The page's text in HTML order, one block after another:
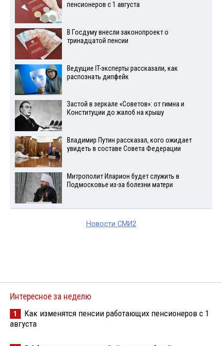
пенсионеров с 1 августа
В Госдуму внесли законопроект о
тринадцатой пенсии
Ведущие IT-эксперты рассказали, как
распознать дипфейк
Застой в зеркале «Советов»: от гимна и
Конституции до жалоб на крышу
Владимир Путин рассказал, кого ожидает
увидеть в составе Совета Федерации
Митрополит Иларион будет служить в
Подмосковье из-за болезни матери
Новости СМИ2
Интересное за неделю
1
Как изменятся пенсии работающих пенсионеров с 1
августа